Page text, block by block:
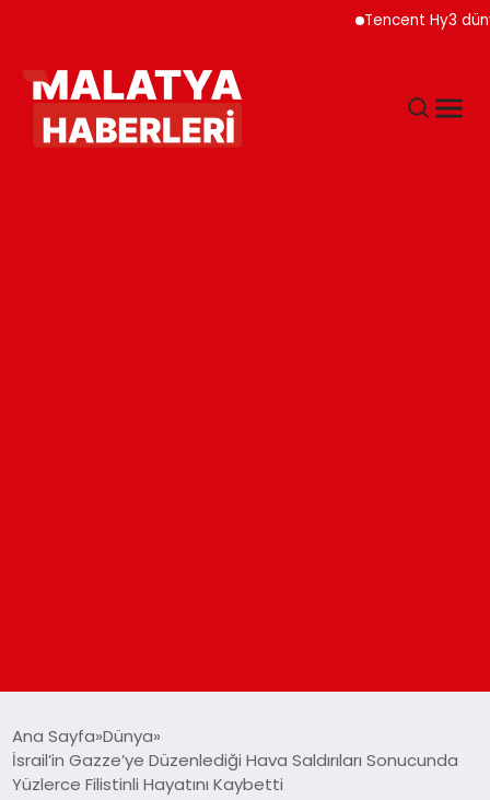
Tencent Hy3 dünya
GÜNDEM
Ana Sayfa Dünya
İsrail’in Gazze’ye Düzenlediği Hava Saldırıları Sonucunda
Yüzlerce Filistinli Hayatını Kaybetti